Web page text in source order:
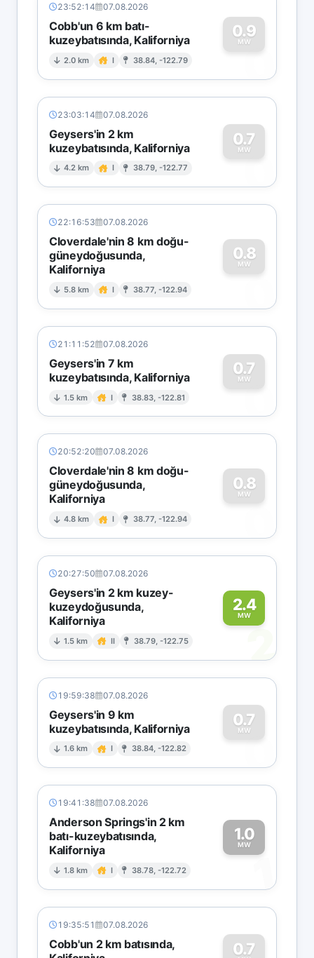
23:52:14 07.08.2026
Cobb'un 6 km batı-
kuzeybatısında, Kaliforniya
2.0 km I 38.84, -122.79
0.9
MW
0
23:03:14 07.08.2026
Geysers'in 2 km
kuzeybatısında, Kaliforniya
4.2 km I 38.79, -122.77
0.7
MW
0
22:16:53 07.08.2026
Cloverdale'nin 8 km doğu-
güneydoğusunda,
Kaliforniya
5.8 km I 38.77, -122.94
0.8
MW
0
21:11:52 07.08.2026
Geysers'in 7 km
kuzeybatısında, Kaliforniya
1.5 km I 38.83, -122.81
0.7
MW
0
20:52:20 07.08.2026
Cloverdale'nin 8 km doğu-
güneydoğusunda,
Kaliforniya
4.8 km I 38.77, -122.94
0.8
MW
0
20:27:50 07.08.2026
Geysers'in 2 km kuzey-
kuzeydoğusunda,
Kaliforniya
1.5 km II 38.79, -122.75
2.4
MW
2
19:59:38 07.08.2026
Geysers'in 9 km
kuzeybatısında, Kaliforniya
1.6 km I 38.84, -122.82
0.7
MW
0
19:41:38 07.08.2026
Anderson Springs'in 2 km
batı-kuzeybatısında,
Kaliforniya
1.8 km I 38.78, -122.72
1.0
MW
1
19:35:51 07.08.2026
Cobb'un 2 km batısında,
0.7